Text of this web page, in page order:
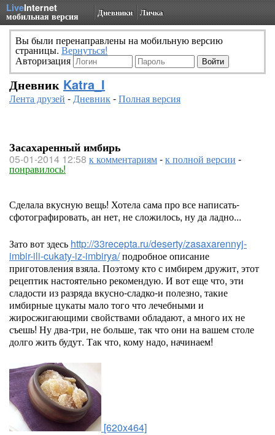
LiveInternet
мобильная версия Дневники Личка
Вы были перенаправлены на мобильную версию
страницы. Вернуться!
Авторизация
Дневник Katra_I
Лента друзей -Дневник-Полная версия
Засахаренный имбирь
05-01-2014 12:58 к комментариям-к полной версии -
понравилось!
Сделала вкусную вещь! Хотела сама про все написать-
сфотографировать, ан нет, не сложилось, ну да ладно...
Зато вот здесь http://33recepta.ru/deserty/zasaxarennyj-
imbir-ili-cukaty-iz-imbirya/подробное описание
приготовления взяла. Поэтому кто с имбирем дружит, этот
рецептик настоятельно рекомендую. И вот еще что, эти
сладости из разряда вкусно-сладко-и полезно, такие
имбирные цукаты мало того что лечебными и
жиросжигающими свойствами обладают, а много их не
съешь! Ну два-три, не больше, так что они на вашем столе
долго жить будут. Так что, кому надо, начинаем!
[620x464]